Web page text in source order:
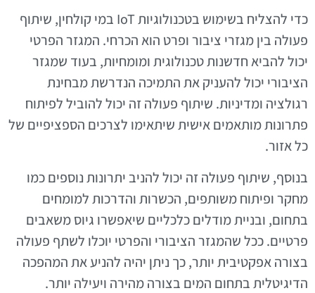
כדי להצליח בשימוש בטכנולוגיות IoT במי קולחין, שיתוף
פעולה בין מגזרי ציבור ופרט הוא הכרחי. המגזר הפרטי
יכול להביא חדשנות טכנולוגית ומומחיות, בעוד שמגזר
הציבורי יכול להעניק את התמיכה הנדרשת מבחינת
רגולציה ומדיניות. שיתוף פעולה זה יכול להוביל לפיתוח
פתרונות מותאמים אישית שיתאימו לצרכים הספציפיים של
כל אזור.
בנוסף, שיתוף פעולה זה יכול להניב יתרונות נוספים כמו
מחקר ופיתוח משותפים, הכשרות והדרכות למומחים
בתחום, ובניית מודלים כלכליים שיאפשרו גיוס משאבים
פרטיים. ככל שהמגזר הציבורי והפרטי יוכלו לשתף פעולה
בצורה אפקטיבית יותר, כך ניתן יהיה להניע את המהפכה
הדיגיטלית בתחום המים בצורה מהירה ויעילה יותר.